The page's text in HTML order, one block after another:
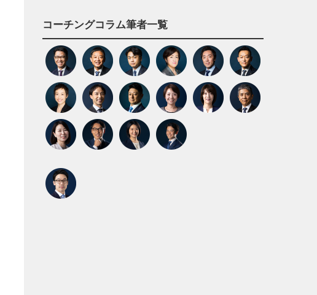
コーチングコラム筆者一覧